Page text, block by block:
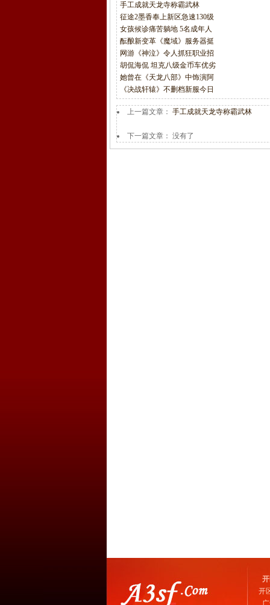
手工成就天龙寺称霸武林
征途2墨香奉上新区急速130级
女孩候诊痛苦躺地 5名成年人
酝酿新变革《魔域》服务器挺
网游《神泣》令人抓狂职业招
胡侃海侃 坦克八级金币车优劣
她曾在《天龙八部》中饰演阿
《决战轩辕》不删档新服今日
上一篇文章： 手工成就天龙寺称霸武林
下一篇文章： 没有了
开